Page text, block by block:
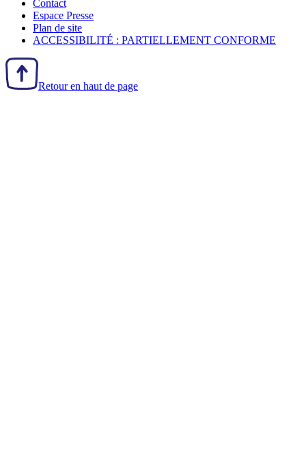
Contact
Espace Presse
Plan de site
ACCESSIBILITÉ : PARTIELLEMENT CONFORME
Retour en haut de page